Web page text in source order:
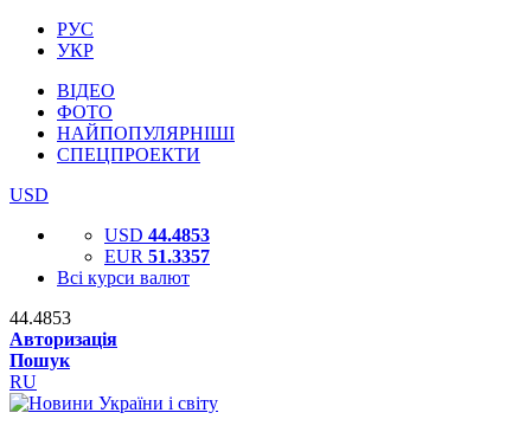
РУС
УКР
ВІДЕО
ФОТО
НАЙПОПУЛЯРНІШІ
СПЕЦПРОЕКТИ
USD
USD 44.4853
EUR 51.3357
Всі курси валют
44.4853
Авторизація
Пошук
RU